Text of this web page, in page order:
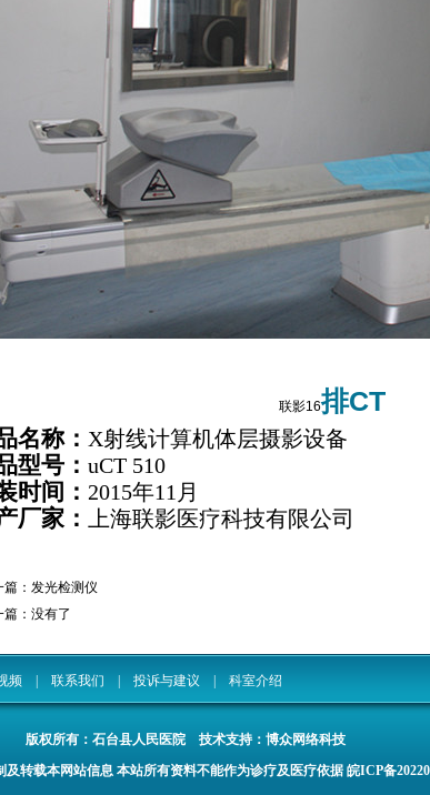
联影16排CT
名称： X射线计算机体层摄影设备
型号： uCT 510
时间： 2015年11 月
厂家： 上海联影医疗科技有限公司
： 发光检测仪
篇：没有了
频 联系我们 投诉与建议 科室介绍
版权所有： 石台县人民医院 技术支持：博众网络科技
载本网站信息 本站所有资料不能作为诊疗及医疗依据 皖ICP备